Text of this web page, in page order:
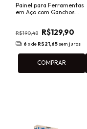
Painel para Ferramentas
em Aço com Ganchos
R$190,48 R$129,90
6 x de R$21,65 sem juros
COMPRAR